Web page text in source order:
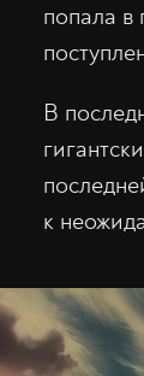
попала в
В
к